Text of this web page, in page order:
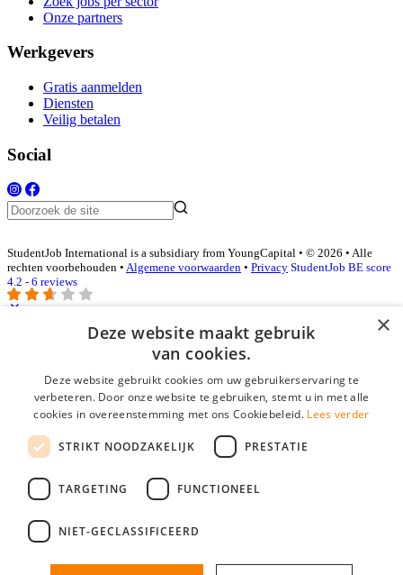
Onze partners
Werkgevers
Gratis aanmelden
Diensten
Veilig betalen
Social
StudentJob International is a subsidiary from YoungCapital • © 2026 • Alle
rechten voorbehouden • Algemene voorwaarden • Privacy StudentJob BE score
4.2 - 6 reviews
E-mail*
Wachtwoord
login gegevens onthouden
login
Bedrijf aanmelden
×
Deze website maakt gebruik
van cookies.
Deze website gebruikt cookies om uw gebruikerservaring te
verbeteren. Door onze website te gebruiken, stemt u in met alle
cookies in overeenstemming met ons Cookiebeleid. Lees verder
STRIKT NOODZAKELIJK PRESTATIE
TARGETING FUNCTIONEEL
NIET-GECLASSIFICEERD